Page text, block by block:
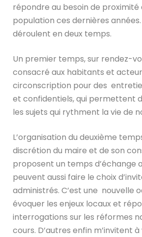
répondre au besoin de
population ces dernières années.
déroulent en deux temps.
Un premier temps, sur rendez-
consacré aux habitants et
circonscription pour des
et confidentiels, qui permettent
les sujets qui rythment la vie de
L’organisation du deuxième
discrétion du maire et de son
proposent un temps d’échange
peuvent aussi faire le choix
administrés. C’est une nouvelle
évoquer les enjeux locaux et
interrogations sur les réformes
cours. D’autres enfin m’invitent